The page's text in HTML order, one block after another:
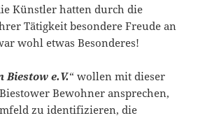
Künstler hatten durch die
Tätigkeit besondere Freude an
wohl etwas Besonderes!
Biestow e.V.“ wollen mit dieser
Bewohner ansprechen,
zu identifizieren, die